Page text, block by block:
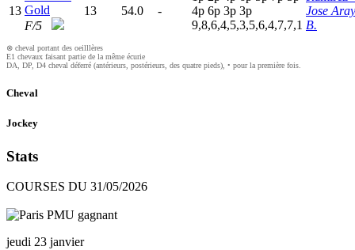
13 Gold
F/5
13 54.0 -
4p 6p 3p 3p
9,8,6,4,5,3,5,6,4,7,7,1
Jose
B.
⊗ cheval portant des oeilllères
E1 chevaux faisant partie de la même écurie
DA, DP, D4 cheval déferré (antérieurs, postérieurs, des quatre pieds), • pour la première fois.
Cheval
Jockey
Stats
COURSES DU 31/05/2026
jeudi 23 janvier